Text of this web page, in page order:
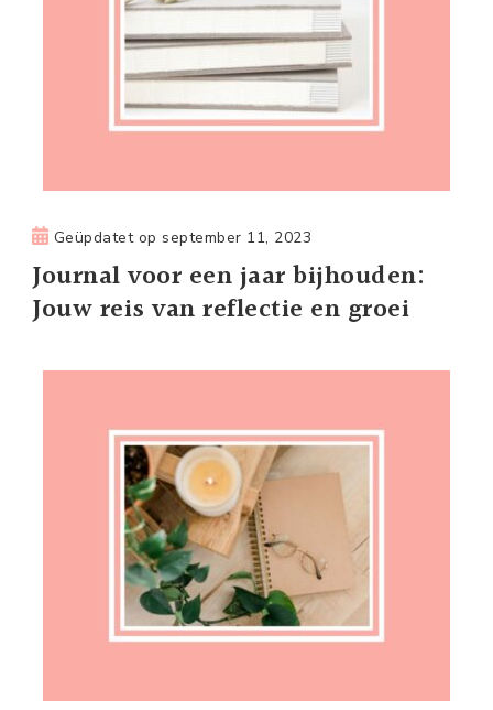
Geüpdatet op september 11, 2023
Journal voor een jaar bijhouden:
Jouw reis van reflectie en groei